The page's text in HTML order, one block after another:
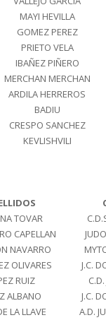
MAYI HEVILLA
GOMEZ PEREZ
PRIETO VELA
IBAÑEZ PIÑERO
MERCHAN MERCHAN
ARDILA HERREROS
BADIU
CRESPO SANCHEZ
KEVLISHVILI
TOVAR
CAPELLAN
NAVARRO
OLIVARES
J.C.
RUIZ
ALBANO
J.C.
LA LLAVE
A.D.